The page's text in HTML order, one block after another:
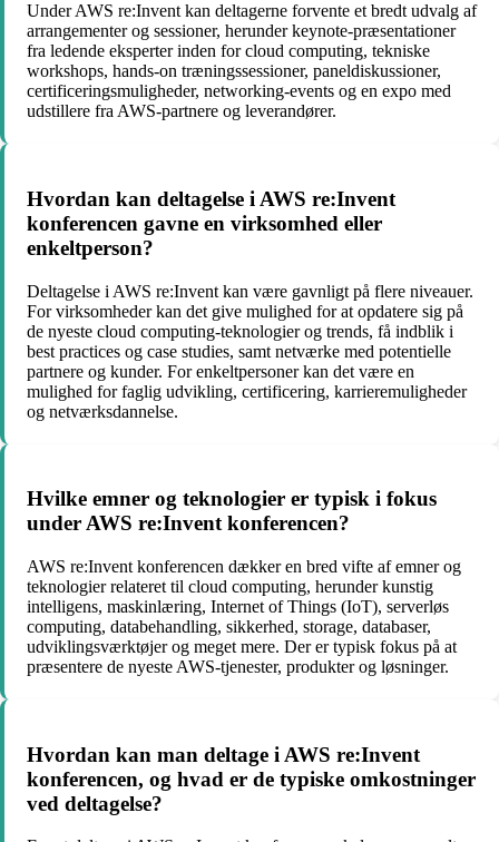
Under AWS re:Invent kan deltagerne forvente et bredt udvalg af
arrangementer og sessioner, herunder keynote-præsentationer
fra ledende eksperter inden for cloud computing, tekniske
workshops, hands-on træningssessioner, paneldiskussioner,
certificeringsmuligheder, networking-events og en expo med
udstillere fra AWS-partnere og leverandører.
Hvordan kan deltagelse i AWS re:Invent
konferencen gavne en virksomhed eller
enkeltperson?
Deltagelse i AWS re:Invent kan være gavnligt på flere niveauer.
For virksomheder kan det give mulighed for at opdatere sig på
de nyeste cloud computing-teknologier og trends, få indblik i
best practices og case studies, samt netværke med potentielle
partnere og kunder. For enkeltpersoner kan det være en
mulighed for faglig udvikling, certificering, karrieremuligheder
og netværksdannelse.
Hvilke emner og teknologier er typisk i fokus
under AWS re:Invent konferencen?
AWS re:Invent konferencen dækker en bred vifte af emner og
teknologier relateret til cloud computing, herunder kunstig
intelligens, maskinlæring, Internet of Things (IoT), serverløs
computing, databehandling, sikkerhed, storage, databaser,
udviklingsværktøjer og meget mere. Der er typisk fokus på at
præsentere de nyeste AWS-tjenester, produkter og løsninger.
Hvordan kan man deltage i AWS re:Invent
konferencen, og hvad er de typiske omkostninger
ved deltagelse?